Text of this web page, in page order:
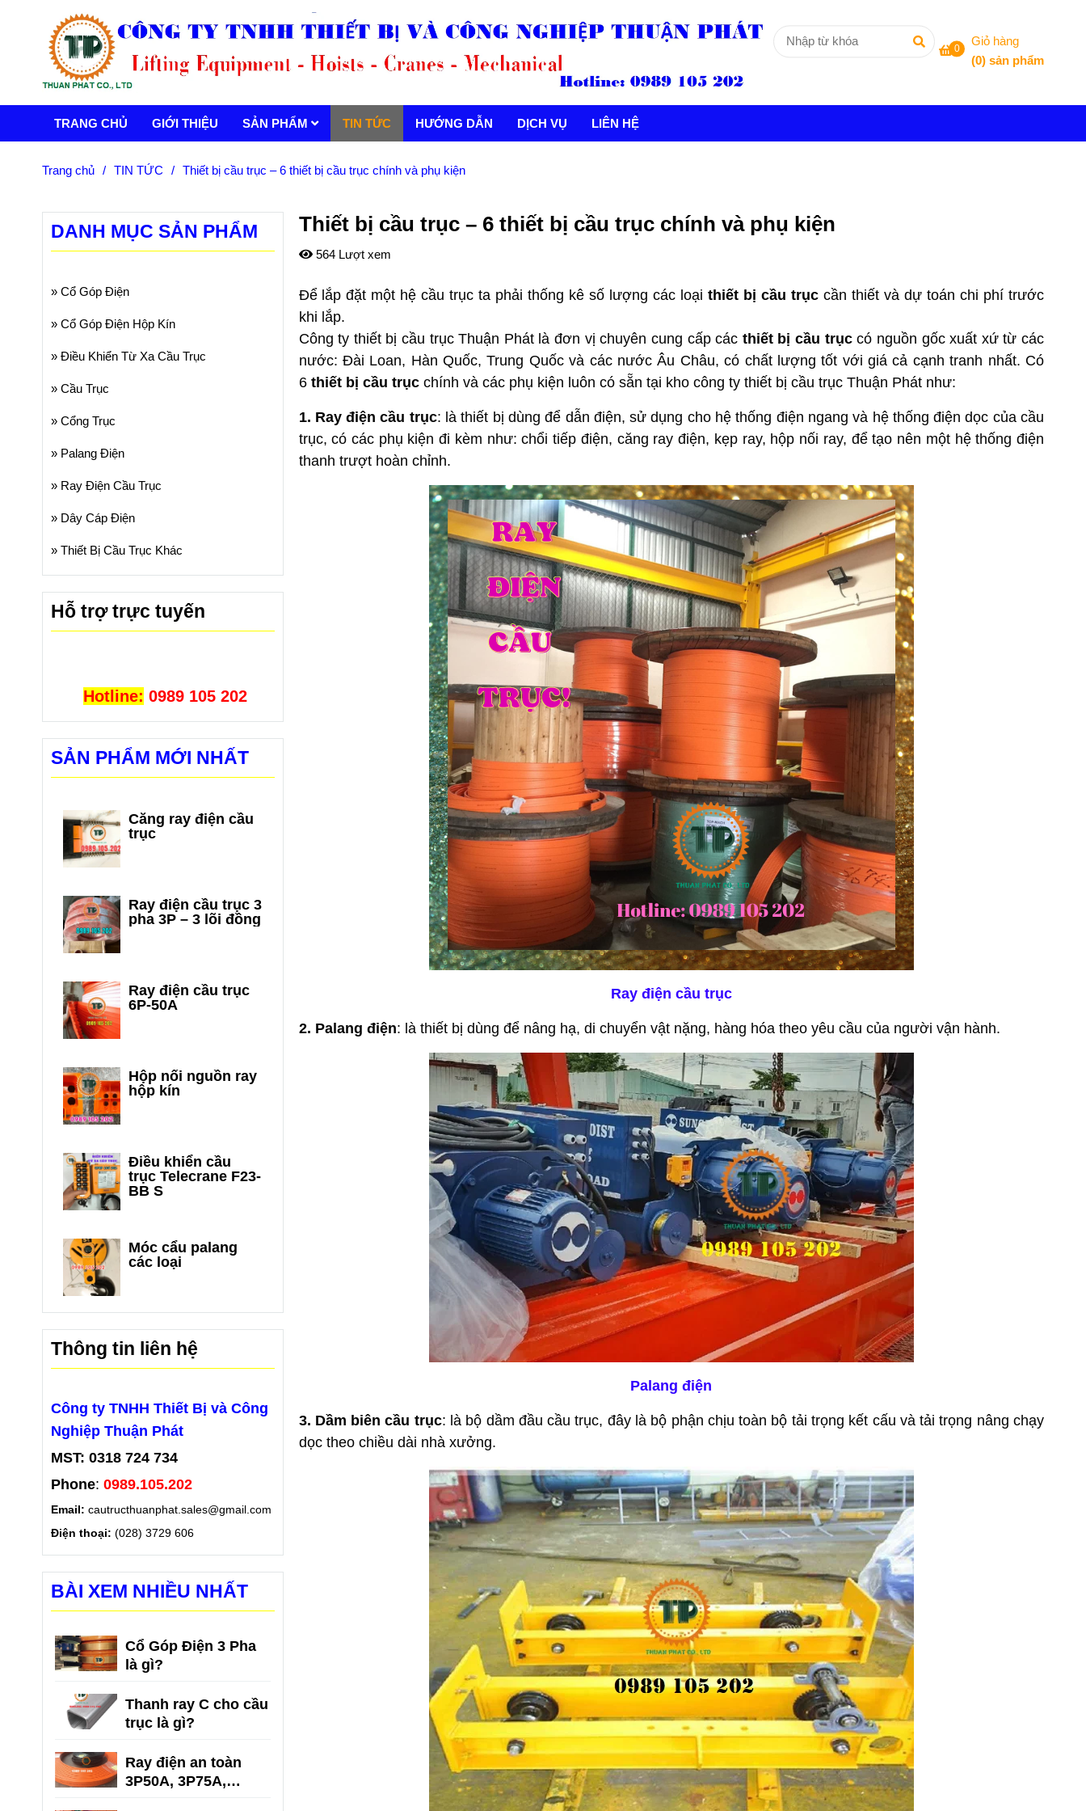
0
Giỏ hàng
(0) sản phẩm
TRANG CHỦ GIỚI THIỆU SẢN PHẨM TIN TỨC HƯỚNG DẪN DỊCH VỤ LIÊN HỆ
Trang chủ / TIN TỨC / Thiết bị cầu trục – 6 thiết bị cầu trục chính và phụ kiện
Thiết bị cầu trục – 6 thiết bị cầu trục chính và phụ kiện
564 Lượt xem
Để lắp đặt một hệ cầu trục ta phải thống kê số lượng các loạithiết bị cầu trục cần thiết và dự toán chi phí trước
khi lắp.
Công ty thiết bị cầu trục Thuận Phát là đơn vị chuyên cung cấp các thiết bị cầu trụccó nguồn gốc xuất xứ từ các
nước: Đài Loan, Hàn Quốc, Trung Quốc và các nước Âu Châu, có chất lượng tốt với giá cả cạnh tranh nhất. Có
6 thiết bị cầu trục chính và các phụ kiện luôn có sẵn tại kho công ty thiết bị cầu trục Thuận Phát như:
1. Ray điện cầu trục: là thiết bị dùng để dẫn điện, sử dụng cho hệ thống điện ngang và hệ thống điện dọc của cầu
trục, có các phụ kiện đi kèm như: chổi tiếp điện, căng ray điện, kẹp ray, hộp nối ray, để tạo nên một hệ thống điện
thanh trượt hoàn chỉnh.
Ray điện cầu trục
2. Palang điện: là thiết bị dùng để nâng hạ, di chuyển vật nặng, hàng hóa theo yêu cầu của người vận hành.
Palang điện
3. Dầm biên cầu trục: là bộ dầm đầu cầu trục, đây là bộ phận chịu toàn bộ tải trọng kết cấu và tải trọng nâng chạy
dọc theo chiều dài nhà xưởng.
DANH MỤC SẢN PHẨM
» Cổ Góp Điện
» Cổ Góp Điện Hộp Kín
» Điều Khiển Từ Xa Cầu Trục
» Cầu Trục
» Cổng Trục
» Palang Điện
» Ray Điện Cầu Trục
» Dây Cáp Điện
» Thiết Bị Cầu Trục Khác
Hỗ trợ trực tuyến
Hotline: 0989 105 202
SẢN PHẨM MỚI NHẤT
Căng ray điện cầu
trục
Ray điện cầu trục 3
pha 3P – 3 lõi đồng
Ray điện cầu trục
6P-50A
Hộp nối nguồn ray
hộp kín
Điều khiển cầu
trục Telecrane F23-
BB S
Móc cẩu palang
các loại
Thông tin liên hệ
Công ty TNHH Thiết Bị và Công
Nghiệp Thuận Phát
MST: 0318 724 734
Phone: 0989.105.202
Email: cautructhuanphat.sales@gmail.com
Điện thoại: (028) 3729 606
BÀI XEM NHIỀU NHẤT
Cổ Góp Điện 3 Pha
là gì?
Thanh ray C cho cầu
trục là gì?
Ray điện an toàn
3P50A, 3P75A,